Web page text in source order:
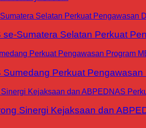
Sumatera Selatan Perkuat
Perkuat
Sinergi Kejaksaan dan